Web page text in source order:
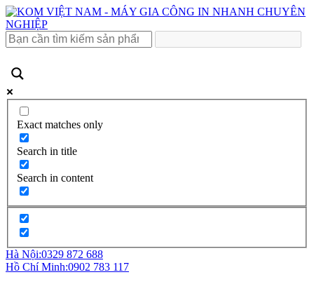
Exact matches only
Search in title
Search in content
Hà Nội:0329 872 688
Hồ Chí Minh:0902 783 117